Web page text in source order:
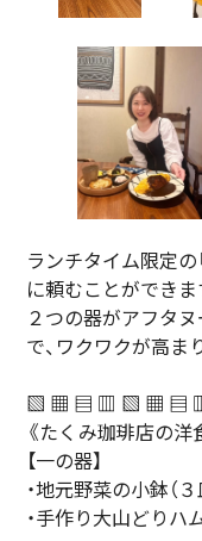
ランチタイム限定の
に頼むことができま
２つの器がアフタ
で、ワクワクが高ま
▧ ▦ ▤ ▥ ▧ ▦ ▤
《たくみ珈琲店の洋
【一の器】
・地元野菜の小鉢（３
・手作り大山どりハム